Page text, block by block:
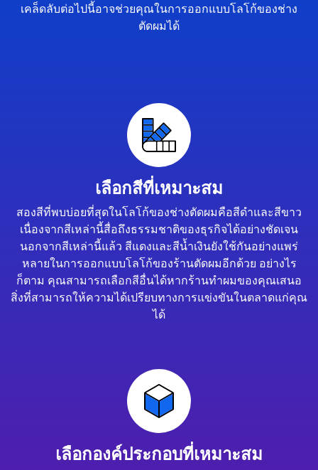
เคล็ดลับต่อไปนี้อาจช่วยคุณในการออกแบบโลโก้ของช่าง
ตัดผมได้
เลือกสีที่เหมาะสม
สองสีที่พบบ่อยที่สุดในโลโก้ของช่างตัดผมคือสีดำและสีขาว
เนื่องจากสีเหล่านี้สื่อถึงธรรมชาติของธุรกิจได้อย่างชัดเจน
นอกจากสีเหล่านี้แล้ว สีแดงและสีน้ำเงินยังใช้กันอย่างแพร่
หลายในการออกแบบโลโก้ของร้านตัดผมอีกด้วย อย่างไร
ก็ตาม คุณสามารถเลือกสีอื่นได้หากร้านทำผมของคุณเสนอ
สิ่งที่สามารถให้ความได้เปรียบทางการแข่งขันในตลาดแก่คุณ
ได้
เลือกองค์ประกอบที่เหมาะสม